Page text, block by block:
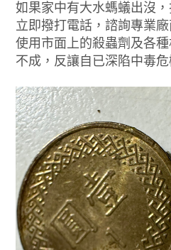
如果家中有大水螞蟻出沒
立即撥打電話，諮詢專業
使用市面上的殺蟲劑及各
不成，反讓自已深陷中毒危